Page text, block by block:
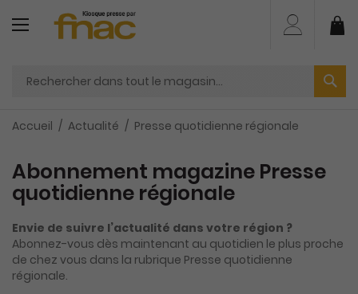
contenu
Accueil Actualité Presse quotidienne régionale
Abonnement magazine Presse
quotidienne régionale
Envie de suivre l’actualité dans votre région ?
Abonnez-vous dès maintenant au quotidien le plus proche
de chez vous dans la rubrique Presse quotidienne
régionale.